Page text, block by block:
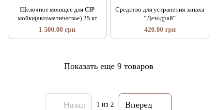
Щелочное моющее для СІР
мойки(автоматическое) 25 кг
1 500.00 грн
Средство для устранения запаха
“Дезодрай”
420.00 грн
Показать еще 9 товаров
Назад 1 из 2 Вперед